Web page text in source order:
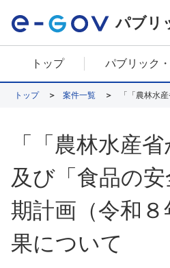
パブリ
トップ パブリック
トップ 案件一覧
「「農林水産
及び「食品の
期計画（令和
果について